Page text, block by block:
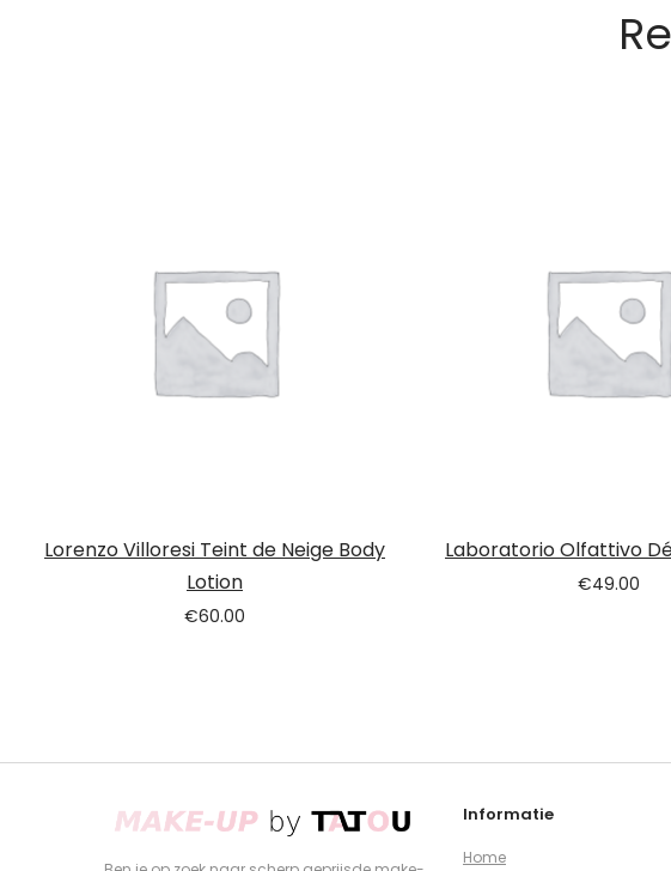
Lorenzo Villoresi Teint de Neige Body
Lotion
€60.00
Laboratorio Olfattivo
€49.00
Informatie
Home